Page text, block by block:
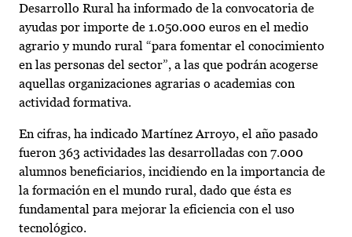
Desarrollo Rural ha informado de la convocatoria de
ayudas por importe de 1.050.000 euros en el medio
agrario y mundo rural “para fomentar el conocimiento
en las personas del sector”, a las que podrán acogerse
aquellas organizaciones agrarias o academias con
actividad formativa.
En cifras, ha indicado Martínez Arroyo, el año pasado
fueron 363 actividades las desarrolladas con 7.000
alumnos beneficiarios, incidiendo en la importancia de
la formación en el mundo rural, dado que ésta es
fundamental para mejorar la eficiencia con el uso
tecnológico.